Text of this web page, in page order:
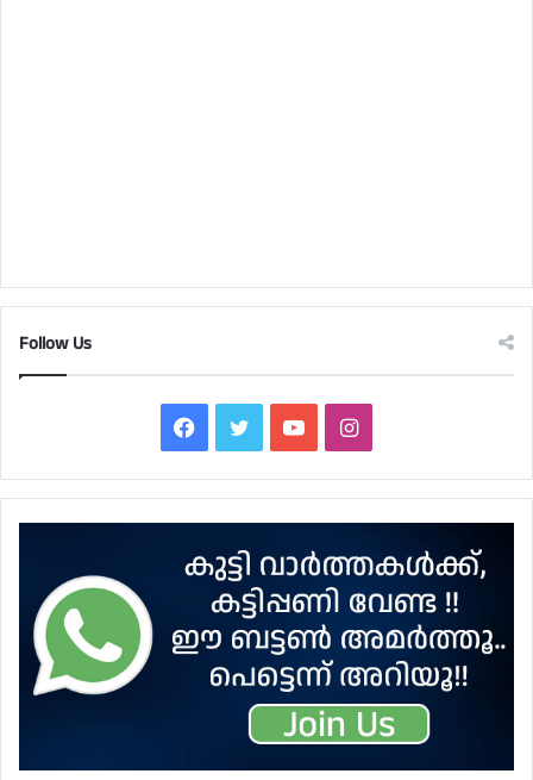
Follow Us
FacebookTwitterYouTubeInstagram